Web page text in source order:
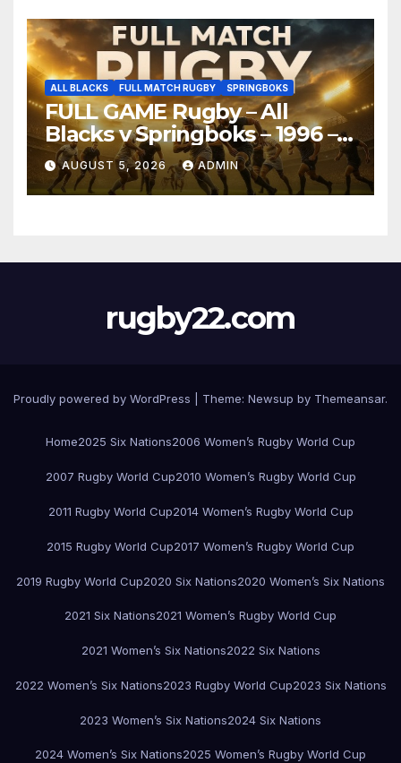
ALL BLACKS FULL MATCH RUGBY SPRINGBOKS
FULL GAME Rugby – All
Blacks v Springboks – 1996 –
Pretoria
AUGUST 5, 2026 ADMIN
rugby22.com
Proudly powered by WordPress Theme: Newsup by Themeansar.
Home2025 Six Nations2006 Women’s Rugby World Cup
2007 Rugby World Cup2010 Women’s Rugby World Cup
2011 Rugby World Cup2014 Women’s Rugby World Cup
2015 Rugby World Cup2017 Women’s Rugby World Cup
2019 Rugby World Cup2020 Six Nations2020 Women’s Six Nations
2021 Six Nations2021 Women’s Rugby World Cup
2021 Women’s Six Nations2022 Six Nations
2022 Women’s Six Nations2023 Rugby World Cup2023 Six Nations
2023 Women’s Six Nations2024 Six Nations
2024 Women’s Six Nations2025 Women’s Rugby World Cup